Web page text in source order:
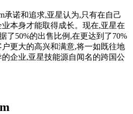
诺和追求,亚星认为,只有在自己
本身才能取得成长。现在,亚星在
了50%的出售比例,在更达到了70%
更大的高兴和满意,将一如既往地
企业,亚星技能源自闻名的跨国公